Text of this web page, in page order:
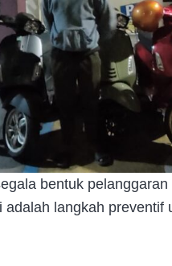
bentuk
langkah